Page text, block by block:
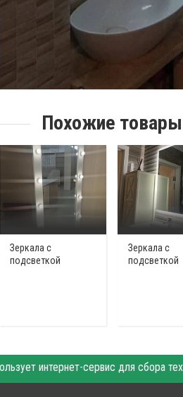
Похожие товары
Зеркала с
подсветкой
Зеркала с
подсветкой